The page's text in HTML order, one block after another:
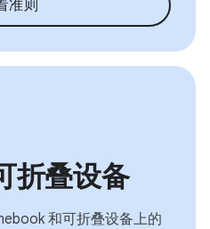
准则
折叠设备
和可折叠设备上的